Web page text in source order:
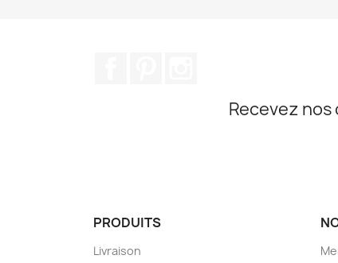
Recevez
PRODUITS
Livraison